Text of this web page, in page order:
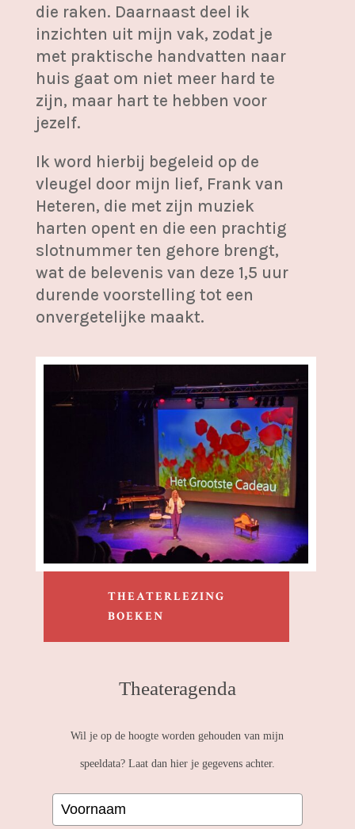
die raken. Daarnaast deel ik
inzichten uit mijn vak, zodat je
met praktische handvatten naar
huis gaat om niet meer hard te
zijn, maar hart te hebben voor
jezelf.
Ik word hierbij begeleid op de
vleugel door mijn lief, Frank van
Heteren, die met zijn muziek
harten opent en die een prachtig
slotnummer ten gehore brengt,
wat de belevenis van deze 1,5 uur
durende voorstelling tot een
onvergetelijke maakt.
THEATERLEZING
BOEKEN
Theateragenda
Wil je op de hoogte worden gehouden van mijn
speeldata? Laat dan hier je gegevens achter.